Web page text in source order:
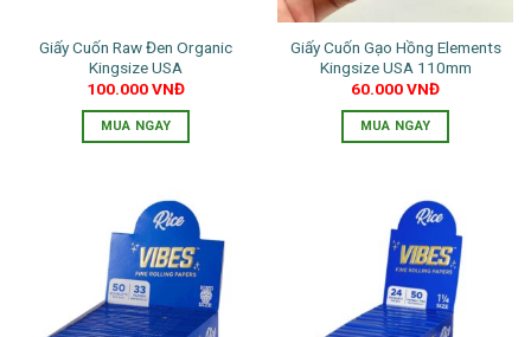
Giấy Cuốn Raw Đen Organic
Kingsize USA
100.000VNĐ
MUA NGAY
Giấy Cuốn Gạo Hồng Elements
Kingsize USA 110mm
60.000VNĐ
MUA NGAY